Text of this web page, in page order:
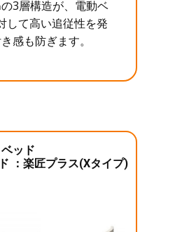
3層構造が、電動ベ
して高い追従性を発
感も防ぎます。
ベッド
：楽匠プラス(Xタイプ)